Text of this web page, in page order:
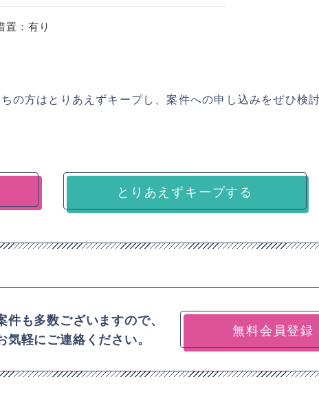
置：有り
の方はとりあえずキープし、案件への申し込みをぜひ検
とりあえずキープする
も多数ございますので、
軽にご連絡ください。
無料会員登録